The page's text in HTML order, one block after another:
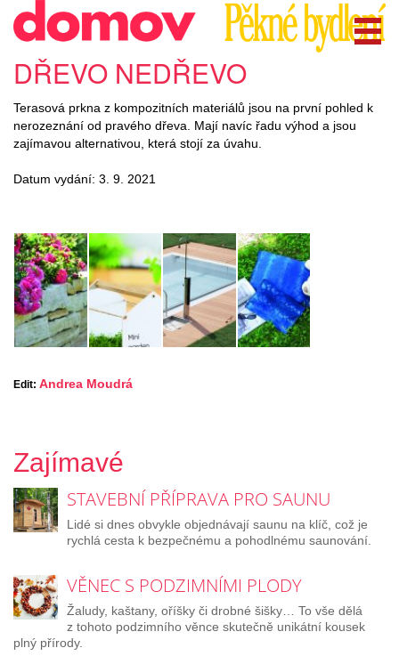
DŘEVO NEDŘEVO
Terasová prkna z kompozitních materiálů jsou na první pohled k
nerozeznání od pravého dřeva. Mají navíc řadu výhod a jsou
zajímavou alternativou, která stojí za úvahu.
Datum vydání: 3. 9. 2021
Edit: Andrea Moudrá
Zajímavé
STAVEBNÍ PŘÍPRAVA PRO SAUNU
Lidé si dnes obvykle objednávají saunu na klíč, což je
rychlá cesta k bezpečnému a pohodlnému saunování.
VĚNEC S PODZIMNÍMI PLODY
Žaludy, kaštany, oříšky či drobné šišky… To vše dělá
z tohoto podzimního věnce skutečně unikátní kousek
plný přírody.